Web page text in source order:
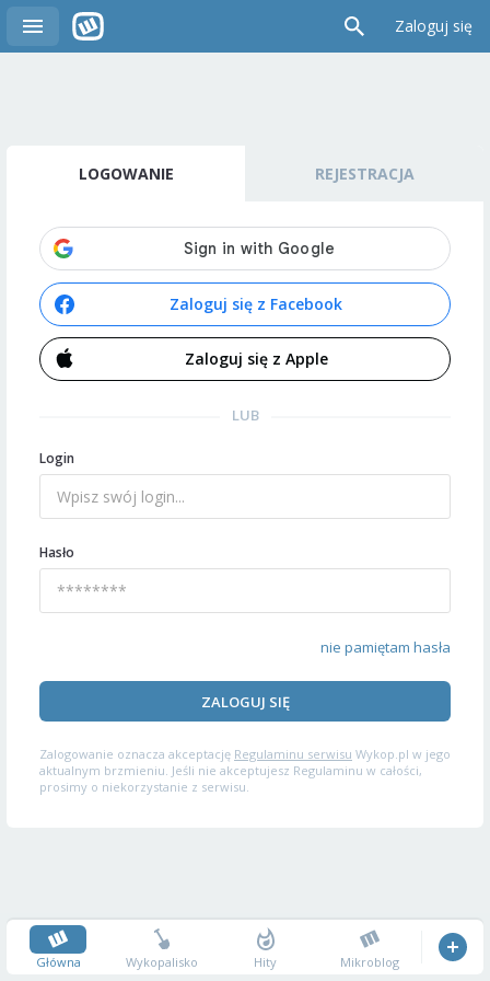
Zaloguj się
LOGOWANIE REJESTRACJA
Zaloguj się z Facebook
Zaloguj się z Apple
LUB
Login
Hasło
nie pamiętam hasła
ZALOGUJ SIĘ
Zalogowanie oznacza akceptację Regulaminu serwisu Wykop.pl w jego
aktualnym brzmieniu. Jeśli nie akceptujesz Regulaminu w całości,
prosimy o niekorzystanie z serwisu.
Główna Wykopalisko Hity Mikroblog